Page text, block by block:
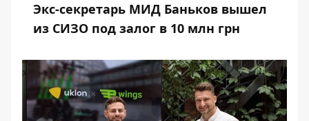
Экс-секретарь МИД Баньков вышел
из СИЗО под залог в 10 млн грн